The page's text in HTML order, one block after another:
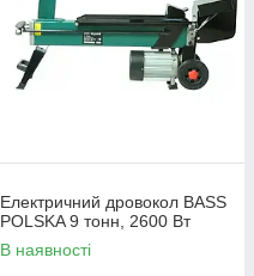
Електричний дровокол BASS
POLSKA 9 тонн, 2600 Вт
В наявності